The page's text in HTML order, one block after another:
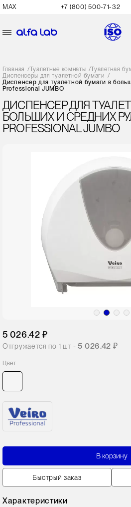
MAX +7 (800) 500-71-32
Главная /Туалетные комнаты /Туалетная
Диспенсеры для туалетной бумаги /
Диспенсер для туалетной бумаги в
Professional JUMBO
ДИСПЕНСЕР ДЛЯ
БОЛЬШИХ И СРЕДНИХ
PROFESSIONAL JUMBO
5 026.42 ₽
Отгружается по 1 шт -5 026.42 ₽
Цвет
В корзину
Быстрый заказ
Характеристики